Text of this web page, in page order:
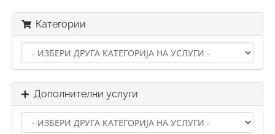
Категории
Дополнителни услуги